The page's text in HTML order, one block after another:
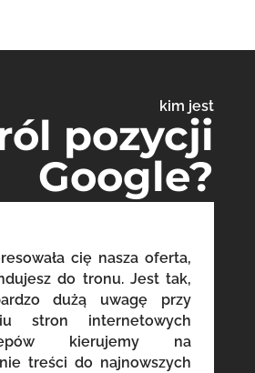
kim jest
pozycji
Google?
cię nasza oferta,
do tronu. Jest tak,
dużą uwagę przy
stron internetowych
kierujemy na
treści do najnowszych